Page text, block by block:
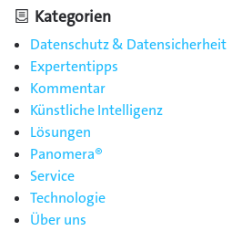
Kategorien
Datenschutz & Datensicherheit
Expertentipps
Kommentar
Künstliche Intelligenz
Lösungen
Panomera®
Service
Technologie
Über uns